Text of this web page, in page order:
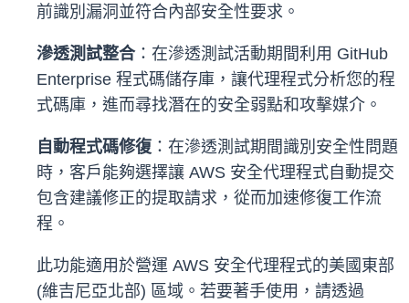
前識別漏洞並符合內部安全性要求。
滲透測試整合：在滲透測試活動期間利用 GitHub
Enterprise 程式碼儲存庫，讓代理程式分析您的程
式碼庫，進而尋找潛在的安全弱點和攻擊媒介。
自動程式碼修復 ：在滲透測試期間識別安全性問題
時，客戶能夠選擇讓 AWS 安全代理程式自動提交
包含建議修正的提取請求，從而加速修復工作流
程。
此功能適用於營運 AWS 安全代理程式的美國東部
(維吉尼亞北部) 區域。若要著手使用，請透過